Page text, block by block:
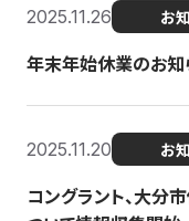
2025.11.26 お
年末年始休業のお知
2025.11.20 お
コングラント、大分